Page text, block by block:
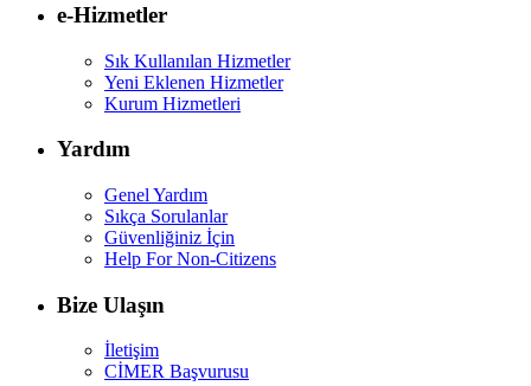
e-Hizmetler
Sık Kullanılan Hizmetler
Yeni Eklenen Hizmetler
Kurum Hizmetleri
Yardım
Genel Yardım
Sıkça Sorulanlar
Güvenliğiniz İçin
Help For Non-Citizens
Bize Ulaşın
İletişim
CİMER Başvurusu